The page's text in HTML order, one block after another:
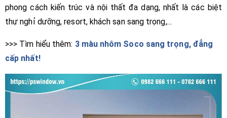
phong cách kiến trúc và nội thất đa dạng, nhất là các biệt
thự nghỉ dưỡng, resort, khách sạn sang trọng,...
>>> Tìm hiểu thêm: 3 màu nhôm Soco sang trọng, đẳng
cấp nhất!